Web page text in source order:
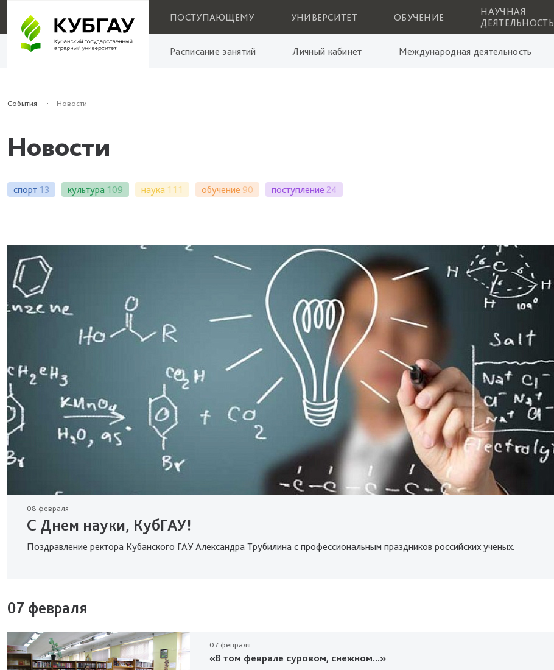
ПОСТУПАЮЩЕМУ УНИВЕРСИТЕТ ОБУЧЕНИЕ
НАУЧНАЯ
ДЕЯТЕЛЬНОСТЬ
Расписание занятий Личный кабинет Международная деятельность
События Новости
Новости
спорт 13 культура 109 наука 111 обучение 90 поступление 24
08 февраля
С Днем науки, КубГАУ!
Поздравление ректора Кубанского ГАУ Александра Трубилина с профессиональным праздников российских ученых.
07 февраля
07 февраля
«В том феврале суровом, снежном...»